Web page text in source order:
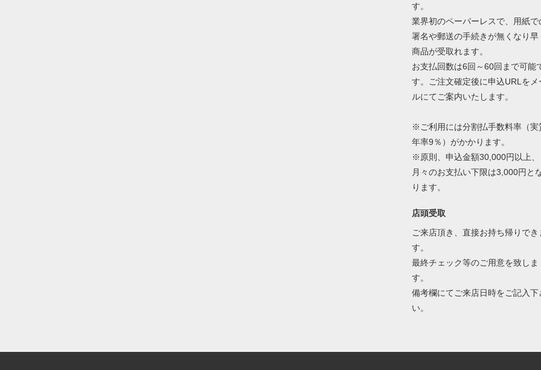
す。
業界初のペーパーレスで、用紙で
署名や郵送の手続きが無くなり早
商品が受取れます。
お支払回数は6回～60回まで可能
す。ご注文確定後に申込URLをメ
ルにてご案内いたします。
※ご利用には分割払手数料率（実
年率9％）がかかります。
※原則、申込金額30,000円以上、
月々のお支払い下限は3,000円と
ります。
店頭受取
ご来店頂き、直接お持ち帰りでき
す。
最終チェック等のご用意を致しま
す。
備考欄にてご来店日時をご記入下
い。